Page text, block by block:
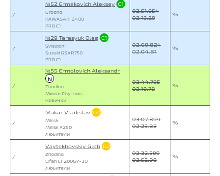
/
№52 Ermakovich Aleksey C1
Grodno
KAWASAKI Z400
PRO C1
02:51.954
02:13.29
%
/
№29 Tarasyuk Oleg C1
Svisloch`
Suzuki GSXR750
PRO C1
02:09.824
02:04.81
%
/
№55 Ermolovich Aleksandr
N
Zhodino
Минск Спутник
Новички
03:44.795
03:19.78
%
/
Makar Vladislav D2
Minsk
Minsk R250
Любители
03:07.894
02:23.83
%
/
Vaytekhovskiy Gleb D2
Zhodino
Lifan LF200GY-3U
Любители
02:32.399
02:52.09
%